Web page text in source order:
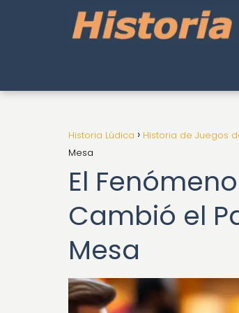
Historia Lúdica Historia de Juegos
Mesa
El
Cambió el
Mesa